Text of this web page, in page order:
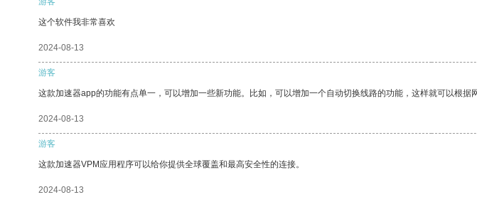
这个软件我非常喜欢
2024-08-13
游客
这款加速器app的功能有点单一，可以增加一些新功能。比如，可以增加一个自动切换线路的功能，这样就可以根据
2024-08-13
游客
这款加速器VPM应用程序可以给你提供全球覆盖和最高安全性的连接。
2024-08-13